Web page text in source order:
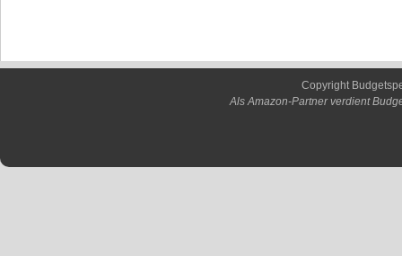
Copyright
Als Amazon-Partner verdient